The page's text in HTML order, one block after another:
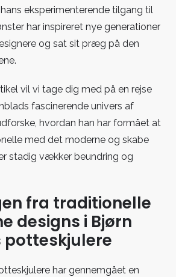
eksperimenterende tilgang til
har inspireret nye generationer
og sat sit præg på den
vil vi tage dig med på en rejse
fascinerende univers af
hvordan han har formået at
med det moderne og skabe
stadig vækker beundring og
fra traditionelle
designs i Bjørn
potteskjulere
har gennemgået en